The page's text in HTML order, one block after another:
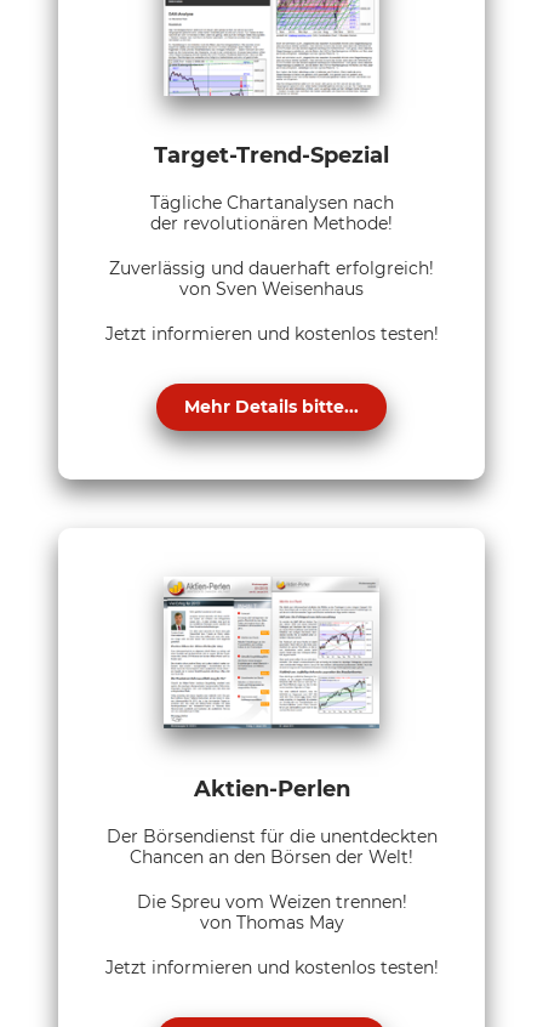
Target-Trend-Spezial
Tägliche Chartanalysen nach
der revolutionären Methode!
Zuverlässig und dauerhaft erfolgreich!
von Sven Weisenhaus
Jetzt informieren und kostenlos testen!
Mehr Details bitte...
Aktien-Perlen
Der Börsendienst für die unentdeckten
Chancen an den Börsen der Welt!
Die Spreu vom Weizen trennen!
von Thomas May
Jetzt informieren und kostenlos testen!